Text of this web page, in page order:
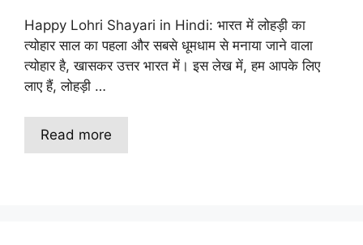
Happy Lohri Shayari in Hindi: भारत में लोहड़ी का
त्योहार साल का पहला और सबसे धूमधाम से मनाया जाने वाला
त्योहार है, खासकर उत्तर भारत में। इस लेख में, हम आपके लिए
लाए हैं, लोहड़ी …
Read more